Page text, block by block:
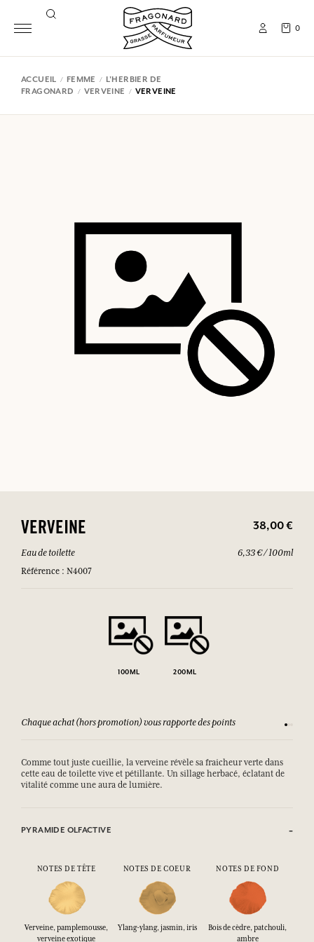
0
ACCUEIL FEMME
L'HERBIER DE
FRAGONARD
VERVEINE VERVEINE
VERVEINE 38,00 €
Eau de toilette
Référence : N4007
6,33 € / 100ml
100ML 200ML
Chaque achat (hors promotion) vous rapporte des points
Comme tout juste cueillie, la verveine révèle sa fraicheur verte dans
cette eau de toilette vive et pétillante. Un sillage herbacé, éclatant de
vitalité comme une aura de lumière.
PYRAMIDE OLFACTIVE
NOTES DE TÊTE NOTES DE COEUR NOTES DE FOND
Verveine, pamplemousse,
verveine exotique
Ylang-ylang, jasmin, iris
Bois de cèdre, patchouli,
ambre